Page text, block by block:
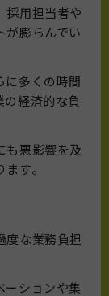
採用担当者や
が膨らんでい
に多くの時間
経済的な負
も悪影響を及
す。
度な業務負担
ーションや集